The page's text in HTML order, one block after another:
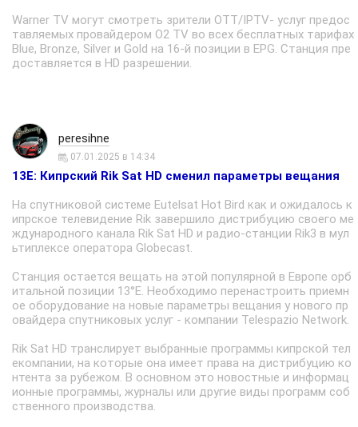
Warner TV могут смотреть зрители OTT/IPTV- услуг предос
тавляемых провайдером O2 TV во всех бесплатных тарифах
Blue, Bronze, Silver и Gold на 16-й позиции в EPG. Станция пре
доставляется в HD разрешении.
peresihne
07.01.2025 в 14:34
13E: Кипрский Rik Sat HD сменил параметры вещания
На спутниковой системе Eutelsat Hot Bird как и ожидалось к
ипрское телевидение Rik завершило дистрибуцию своего ме
ждународного канала Rik Sat HD и радио-станции Rik3 в мул
ьтиплексе оператора Globecast.
Станция остается вещать на этой популярной в Европе орб
итальной позиции 13°E. Необходимо перенастроить приемн
ое оборудование на новые параметры вещания у нового пр
овайдера спутниковых услуг - компании Telespazio Network.
Rik Sat HD транслирует выбранные программы кипрской тел
екомпании, на которые она имеет права на дистрибуцию ко
нтента за рубежом. В основном это новостные и информац
ионные программы, журналы или другие виды программ соб
ственного производства.